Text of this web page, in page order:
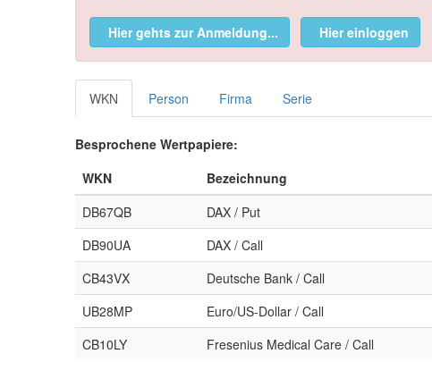
Hier gehts zur Anmeldung... Hier einloggen
WKN Person Firma Serie
Besprochene Wertpapiere:
WKN
Bezeichnung
DB67QB
DAX / Put
DB90UA
DAX / Call
CB43VX
Deutsche Bank / Call
UB28MP
Euro/US-Dollar / Call
CB10LY
Fresenius Medical Care / Call